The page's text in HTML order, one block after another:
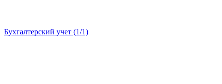
Бухгалтерский учет (1/1)